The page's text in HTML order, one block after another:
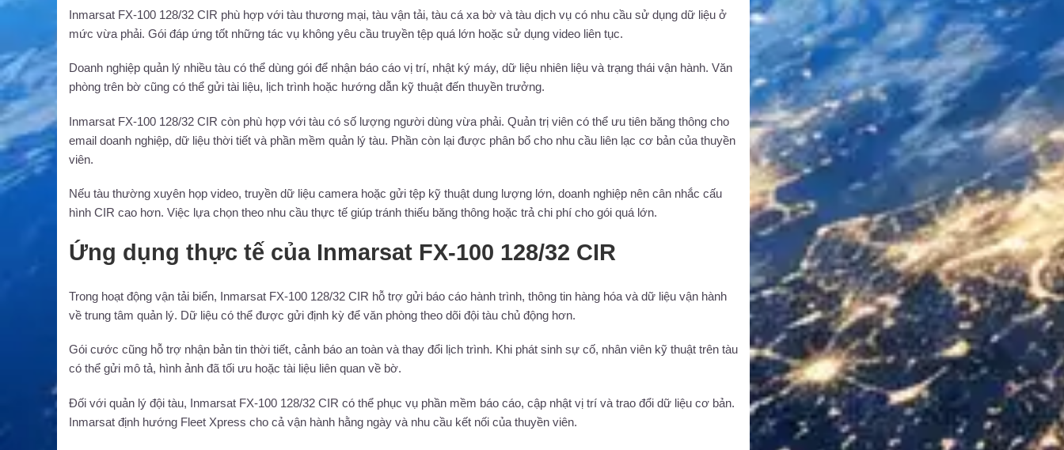
Inmarsat FX-100 128/32 CIR phù hợp với tàu thương mại, tàu vận tải, tàu cá xa bờ và tàu dịch vụ có nhu cầu sử dụng dữ liệu ở
mức vừa phải. Gói đáp ứng tốt những tác vụ không yêu cầu truyền tệp quá lớn hoặc sử dụng video liên tục.
Doanh nghiệp quản lý nhiều tàu có thể dùng gói để nhận báo cáo vị trí, nhật ký máy, dữ liệu nhiên liệu và trạng thái vận hành. Văn
phòng trên bờ cũng có thể gửi tài liệu, lịch trình hoặc hướng dẫn kỹ thuật đến thuyền trưởng.
Inmarsat FX-100 128/32 CIR còn phù hợp với tàu có số lượng người dùng vừa phải. Quản trị viên có thể ưu tiên băng thông cho
email doanh nghiệp, dữ liệu thời tiết và phần mềm quản lý tàu. Phần còn lại được phân bổ cho nhu cầu liên lạc cơ bản của thuyền
viên.
Nếu tàu thường xuyên họp video, truyền dữ liệu camera hoặc gửi tệp kỹ thuật dung lượng lớn, doanh nghiệp nên cân nhắc cấu
hình CIR cao hơn. Việc lựa chọn theo nhu cầu thực tế giúp tránh thiếu băng thông hoặc trả chi phí cho gói quá lớn.
Ứng dụng thực tế của Inmarsat FX-100 128/32 CIR
Trong hoạt động vận tải biển, Inmarsat FX-100 128/32 CIR hỗ trợ gửi báo cáo hành trình, thông tin hàng hóa và dữ liệu vận hành
về trung tâm quản lý. Dữ liệu có thể được gửi định kỳ để văn phòng theo dõi đội tàu chủ động hơn.
Gói cước cũng hỗ trợ nhận bản tin thời tiết, cảnh báo an toàn và thay đổi lịch trình. Khi phát sinh sự cố, nhân viên kỹ thuật trên tàu
có thể gửi mô tả, hình ảnh đã tối ưu hoặc tài liệu liên quan về bờ.
Đối với quản lý đội tàu, Inmarsat FX-100 128/32 CIR có thể phục vụ phần mềm báo cáo, cập nhật vị trí và trao đổi dữ liệu cơ bản.
Inmarsat định hướng Fleet Xpress cho cả vận hành hằng ngày và nhu cầu kết nối của thuyền viên.